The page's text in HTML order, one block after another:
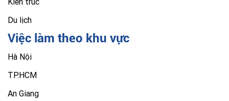
Du lịch
Việc làm theo khu vực
Hà Nội
TP.HCM
An Giang